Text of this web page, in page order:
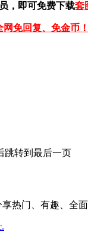
，即可免费下载套
免回复、免金币
跳转到最后一页
热门、有趣、全面